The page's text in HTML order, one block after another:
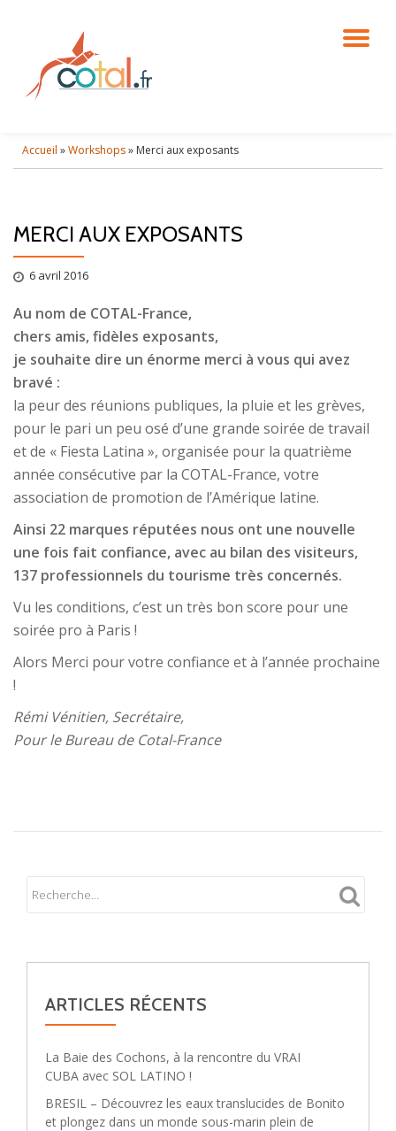
contenu
Accueil »Workshops» Merci aux exposants
MERCI AUX EXPOSANTS
6 avril 2016
Au nom de COTAL-France,
chers amis, fidèles exposants,
je souhaite dire un énorme merci à vous qui avez
bravé :
la peur des réunions publiques, la pluie et les grèves,
pour le pari un peu osé d’une grande soirée de travail
et de « Fiesta Latina », organisée pour la quatrième
année consécutive par la COTAL-France, votre
association de promotion de l’Amérique latine.
Ainsi 22 marques réputées nous ont une nouvelle
une fois fait confiance, avec au bilan des visiteurs,
137 professionnels du tourisme très concernés.
Vu les conditions, c’est un très bon score pour une
soirée pro à Paris !
Alors Merci pour votre confiance et à l’année prochaine
!
Rémi Vénitien, Secrétaire,
Pour le Bureau de Cotal-France
ARTICLES RÉCENTS
La Baie des Cochons, à la rencontre du VRAI
CUBA avec SOL LATINO !
BRESIL – Découvrez les eaux translucides de Bonito
et plongez dans un monde sous-marin plein de